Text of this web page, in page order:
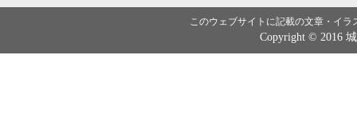
このウェブサイトに記載の文章・イ
Copyright © 2016